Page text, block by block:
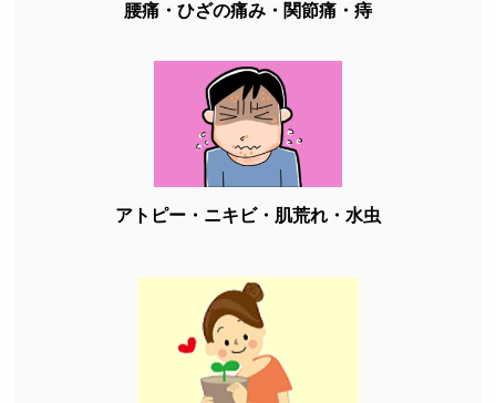
腰痛・ひざの痛み・関節痛・痔
アトピー・ニキビ・肌荒れ・水虫